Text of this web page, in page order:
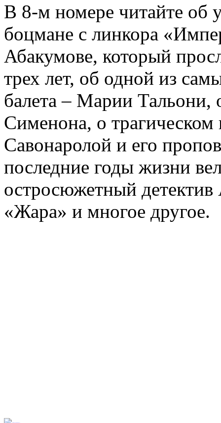
В 8-м номере читайте об
боцмане с линкора
Абакумове, который
трех лет, об одной из
балета – Марии
Сименона, о трагическом
Савонаролой и его
последние годы жизни
остросюжетный детектив
«Жара» и многое другое.